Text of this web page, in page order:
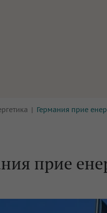
Германия прие
прие